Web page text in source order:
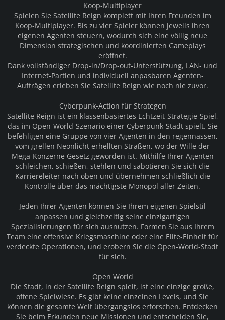
Koop-Multiplayer
Spielen Sie Satellite Reign komplett mit Ihren Freunden im
Koop-Multiplayer. Bis zu vier Spieler können jeweils ihren
eigenen Agenten steuern, wodurch sich eine völlig neue
Dimension strategischen und koordinierten Gameplays
eröffnet.
Dank vollständiger Drop-in/Drop-out-Unterstützung, LAN- und
Internet-Partien und individuell anpasbaren Agenten-
Aufträgen erleben Sie Satellite Reign wie noch nie zuvor.
Cyberpunk-Action für Strategen
Satellite Reign ist ein klassenbasiertes Echtzeit-Strategie-Spiel,
das im Open-World-Szenario einer Cyberpunk-Stadt spielt. Sie
befehligen eine Gruppe von vier Agenten in den regennassen,
vom grellen Neonlicht erhellten Straßen, wo der Wille der
Mega-Konzerne Gesetz geworden ist. Mithilfe Ihrer Agenten
schleichen, schießen, stehlen und sabotieren Sie sich die
Karriereleiter nach oben und übernehmen schließlich die
Kontrolle über das mächtigste Monopol aller Zeiten.
Jeden Ihrer Agenten können Sie Ihrem eigenen Spielstil
anpassen und gleichzeitig seine einzigartigen
Spezialisierungen für sich ausnutzen. Formen Sie aus Ihrem
Team eine offensive Kriegsmaschine oder eine Elite-Einheit für
verdeckte Operationen, und erobern Sie die Open-World-Stadt
für sich.
Open World
Die Stadt, in der Satellite Reign spielt, ist eine einzige große,
offene Spielwiese. Es gibt keine einzelnen Levels, und Sie
können die gesamte Welt übergangslos erforschen. Entdecken
Sie beim Erkunden neue Missionen und entscheiden Sie,